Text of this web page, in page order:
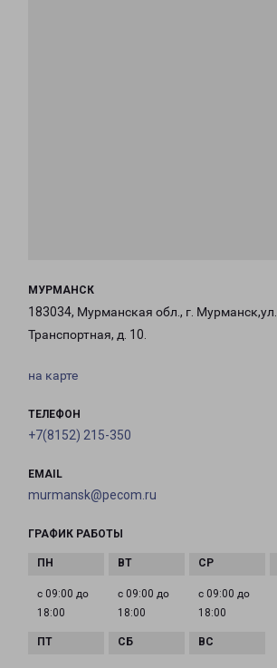
МУРМАНСК
183034, Мурманская обл., г. Мурманск,ул.
Транспортная, д. 10.
на карте
ТЕЛЕФОН
+7(8152) 215-350
EMAIL
murmansk@pecom.ru
ГРАФИК РАБОТЫ
с 09:00 до
18:00
с 09:00 до
18:00
с 09:00 до
18:00